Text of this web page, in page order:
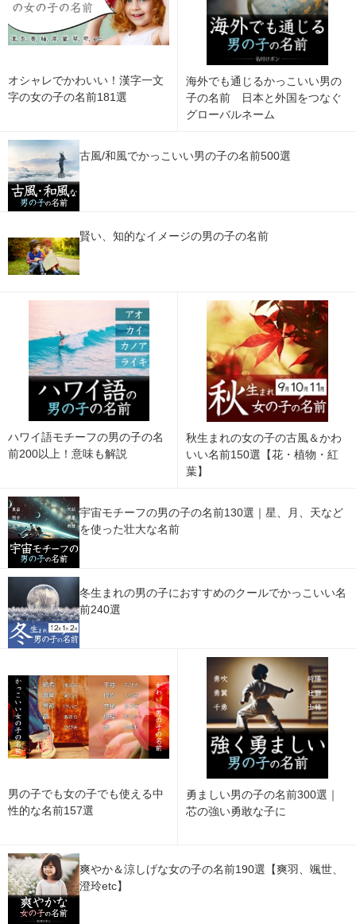
オシャレでかわいい！漢字一文
字の女の子の名前181選
海外でも通じるかっこいい男の
子の名前 日本と外国をつなぐ
グローバルネーム
古風/和風でかっこいい男の子の名前500選
賢い、知的なイメージの男の子の名前
ハワイ語モチーフの男の子の名
前200以上！意味も解説
秋生まれの女の子の古風＆かわ
いい名前150選【花・植物・紅
葉】
宇宙モチーフの男の子の名前130選｜星、月、天など
を使った壮大な名前
冬生まれの男の子におすすめのクールでかっこいい名
前240選
男の子でも女の子でも使える中
性的な名前157選
勇ましい男の子の名前300選｜
芯の強い勇敢な子に
爽やか＆涼しげな女の子の名前190選【爽羽、颯世、
澄玲etc】